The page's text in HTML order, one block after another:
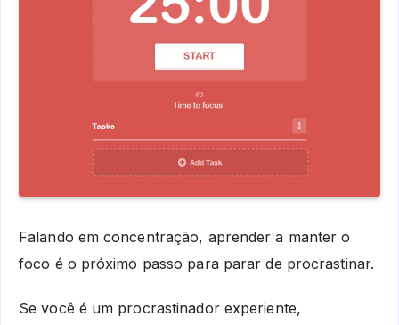
Falando em concentração, aprender a manter o
foco é o próximo passo para parar de procrastinar.
Se você é um procrastinador experiente,